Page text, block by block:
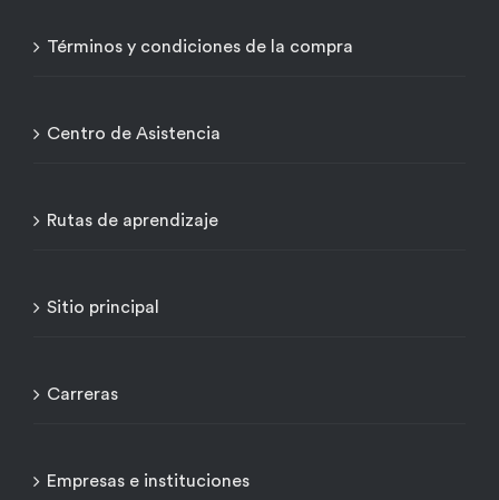
Términos y condiciones de la compra
Centro de Asistencia
Rutas de aprendizaje
Sitio principal
Carreras
Empresas e instituciones